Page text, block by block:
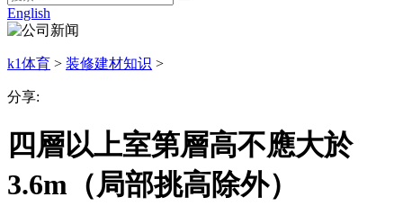
English
k1体育 > 装修建材知识 >
分享:
四層以上室第層高不應大於
3.6m（局部挑高除外）